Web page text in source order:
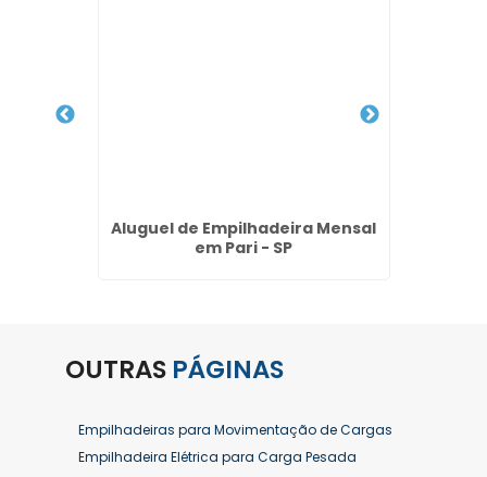
Aluguel de Empilhadeira Mensal
em Pari - SP
OUTRAS PÁGINAS
Empilhadeiras para Movimentação de Cargas
Empilhadeira Elétrica para Carga Pesada